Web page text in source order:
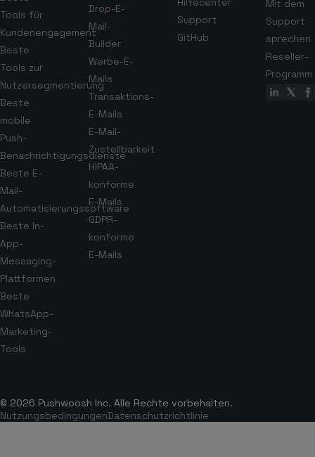
Tools für
Kundenengagement
Beste
Tools zur
Nutzersegmentierung
Beste
mobile
Push-
Benachrichtigungsdienste
Beste E-
Mail-
Automatisierungssoftware
Beste In-
App-
Messaging-
Plattformen
Beste
WhatsApp-
Marketing-
Tools
Drop-E-
Mail-
Builder
Werbe-E-
Mails
Transaktions-
E-Mails
E-Mail-
Zustellbarkeit
HIPAA-
konforme
E-Mails
GDPR-
konforme
E-Mails
Support
GitHub
Mit dem
Support
sprechen
Reseller-
Programm
© 2026 Pushwoosh Inc. Alle Rechte vorbehalten.
NutzungsbedingungenDatenschutzrichtlinie